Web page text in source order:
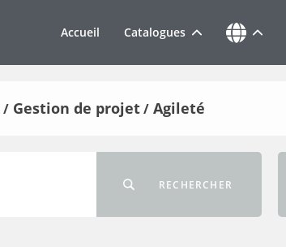
Accueil Catalogues
/ Gestion de projet/ Agileté
RECHERCHER